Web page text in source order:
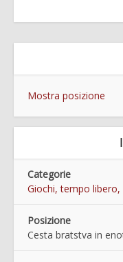
Mostra posizione
Categorie
Giochi, tempo
Posizione
Cesta bratstva in